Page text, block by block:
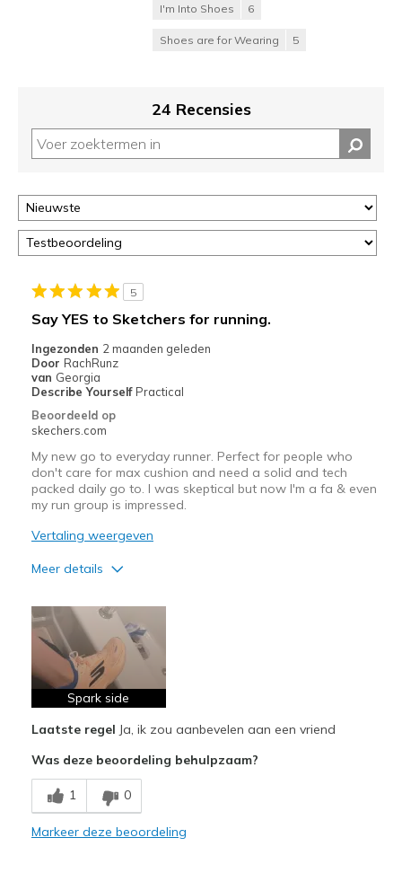
I'm Into Shoes 6
Shoes are for Wearing 5
24 Recensies
5
Say YES to Sketchers for running.
Ingezonden 2 maanden geleden
Door RachRunz
van Georgia
Describe Yourself Practical
Beoordeeld op
skechers.com
My new go to everyday runner. Perfect for people who
don't care for max cushion and need a solid and tech
packed daily go to. I was skeptical but now I'm a fa & even
my run group is impressed.
Vertaling weergeven
Meer details
Attractive Design
Breathe Well
Carbon plate
Comfortable
Comfortable upper
Durable
Everyday Trainer
Spark side
Laatste regel Ja, ik zou aanbevelen aan een vriend
Was deze beoordeling behulpzaam?
1 0
Markeer deze beoordeling